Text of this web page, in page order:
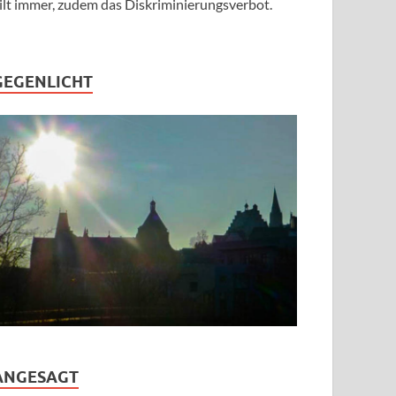
immer, zudem das Diskriminierungsverbot.